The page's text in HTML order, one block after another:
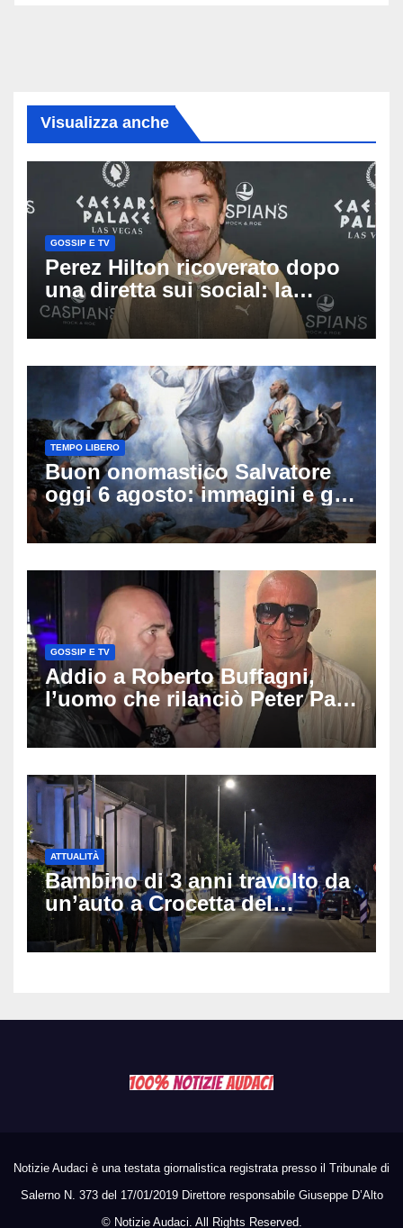
Visualizza anche
GOSSIP E TV
Perez Hilton ricoverato dopo
una diretta sui social: la
famiglia rompe il silenzio
sulle sue condizioni
TEMPO LIBERO
Buon onomastico Salvatore
oggi 6 agosto: immagini e gif
di auguri da condividere
GOSSIP E TV
Addio a Roberto Buffagni,
l’uomo che rilanciò Peter Pan
e Villa delle Rose: aveva 59
anni
ATTUALITÀ
Bambino di 3 anni travolto da
un’auto a Crocetta del
Montello: è gravissimo,
trasportato in elicottero a
Notizie Audaci è una testata giornalistica registrata presso il Tribunale di
Salerno N. 373 del 17/01/2019 Direttore responsabile Giuseppe D’Alto
© Notizie Audaci. All Rights Reserved.